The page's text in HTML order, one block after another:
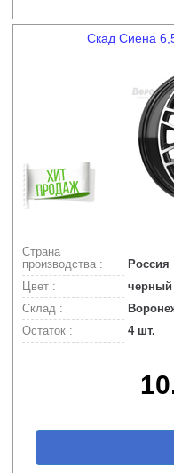
Скад Сиена
Страна
производства :
Россия
Цвет :
черный
Склад :
Остаток :
4 шт.